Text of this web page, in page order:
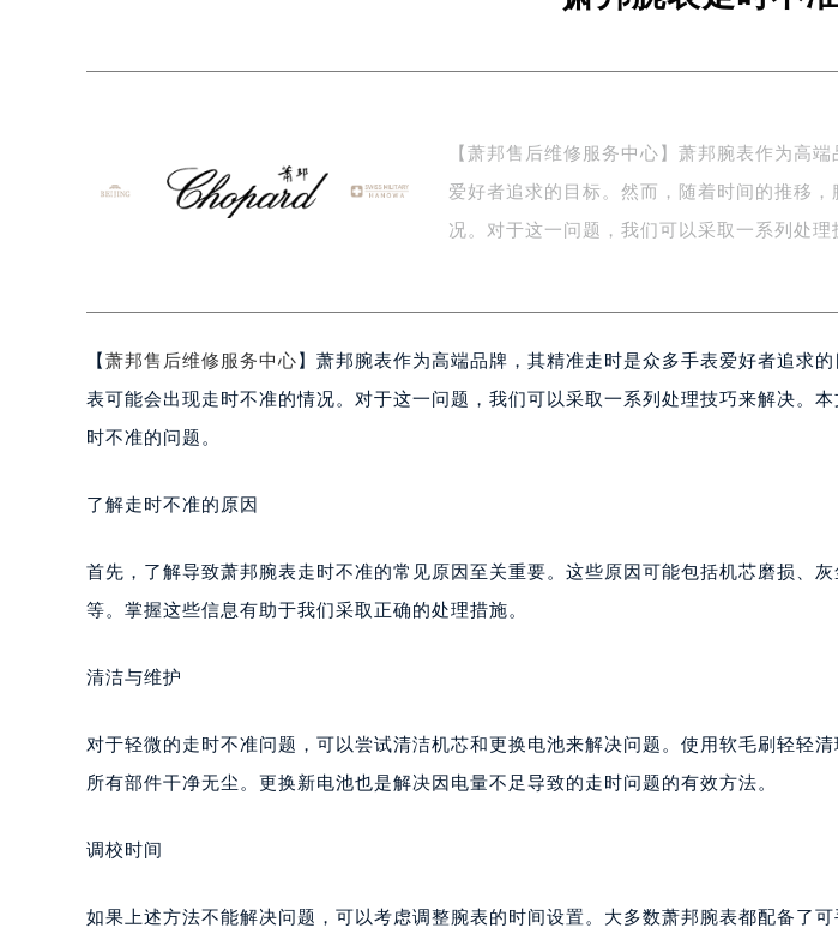
南昌市红谷滩新区红谷中大道998号绿地双子塔（中央广场）A1座办公
济南市历下区经十路11111号华润中心写字楼（万象城）15层1508室（
广州市天河区天河路230号万菱汇国际中心写字楼A塔7层704室（需提前
厦门市思明区湖滨东路95号华润大厦写字楼B座11层1104室（需提前预
福州市鼓楼区五四路128-1号恒力城写字楼15层03室（需提前预约）
长沙市芙蓉区定王台街道建湘路393号世茂环球金融中心写字楼（芙蓉广
太原市迎泽区解放路15号亨得利名表服务中心（品牌授权店）3层整层（
沈阳市沈河区中街路137号亨得利名表服务中心（品牌授权店）1层整层
哈尔滨市道里区友谊西路600号富力中心T2座写字楼29层03室（需提前预
佛山市禅城区季华五路57号万科金融中心C座12层1205室（需提前预约）
【萧邦售后维修服务中心】萧邦腕表作为高
爱好者追求的目标。然而，随着时间的推移
况。对于这一问题，我们可以采取一系列处
【萧邦售后维修服务中心】萧邦腕表作为高端品牌，其精准走时是众多手表爱好者追求
表可能会出现走时不准的情况。对于这一问题，我们可以采取一系列处理技巧来解决。
时不准的问题。
了解走时不准的原因
首先，了解导致萧邦腕表走时不准的常见原因至关重要。这些原因可能包括机芯磨损、
等。掌握这些信息有助于我们采取正确的处理措施。
清洁与维护
对于轻微的走时不准问题，可以尝试清洁机芯和更换电池来解决问题。使用软毛刷轻轻
所有部件干净无尘。更换新电池也是解决因电量不足导致的走时问题的有效方法。
调校时间
如果上述方法不能解决问题，可以考虑调整腕表的时间设置。大多数萧邦腕表都配备了